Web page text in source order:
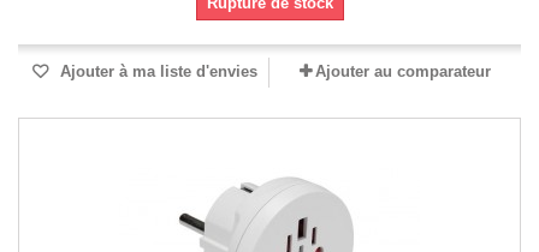
Ajouter à ma liste d'envies Ajouter au comparateur